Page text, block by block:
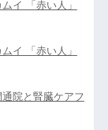
イ 「赤い人」
イ 「赤い人」
院と腎臓ケアフ